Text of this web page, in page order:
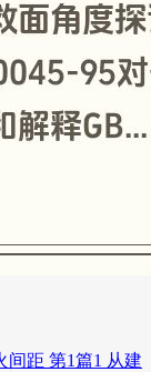
间距 第1篇1 从建